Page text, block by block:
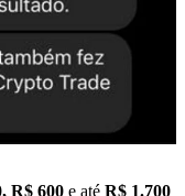
R$ 600 e até R$ 1.700